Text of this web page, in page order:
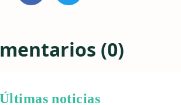
(0)
Últimas noticias